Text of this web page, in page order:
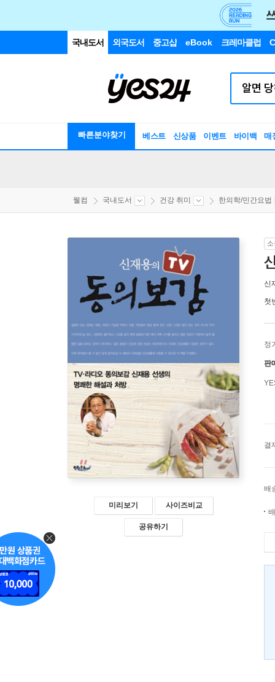
국내도서 외국도서 중고샵 eBook 크레마클럽
빠른분야찾기 베스트 신상품 이벤트 바이백 매
웰컴 국내도서 건강 취미 한의학/민간요법
미리보기 사이즈비교
공유하기
신
첫
정
판
결
배